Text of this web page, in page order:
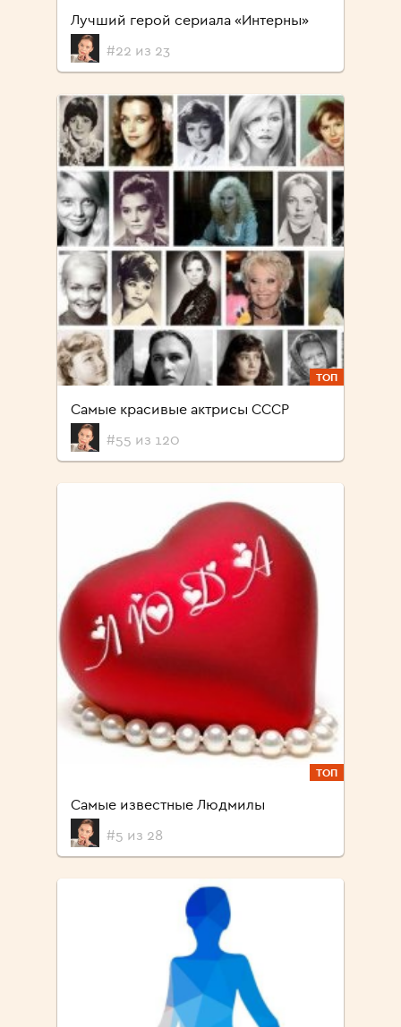
Лучший герой сериала «Интерны»
#22 из 23
ТОП
Самые красивые актрисы СССР
#55 из 120
ТОП
Самые известные Людмилы
#5 из 28